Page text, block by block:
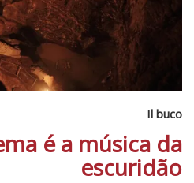
Il buco
é a música da
escuridão